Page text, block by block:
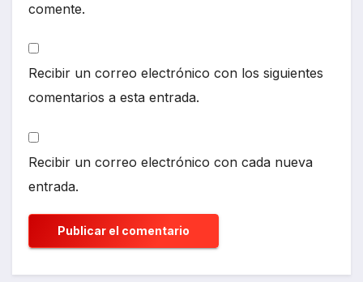
comente.
Recibir un correo electrónico con los siguientes
comentarios a esta entrada.
Recibir un correo electrónico con cada nueva
entrada.